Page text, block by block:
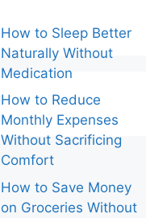
How to Sleep Better
Naturally Without
Medication
How to Reduce
Monthly Expenses
Without Sacrificing
Comfort
How to Save Money
on Groceries Without